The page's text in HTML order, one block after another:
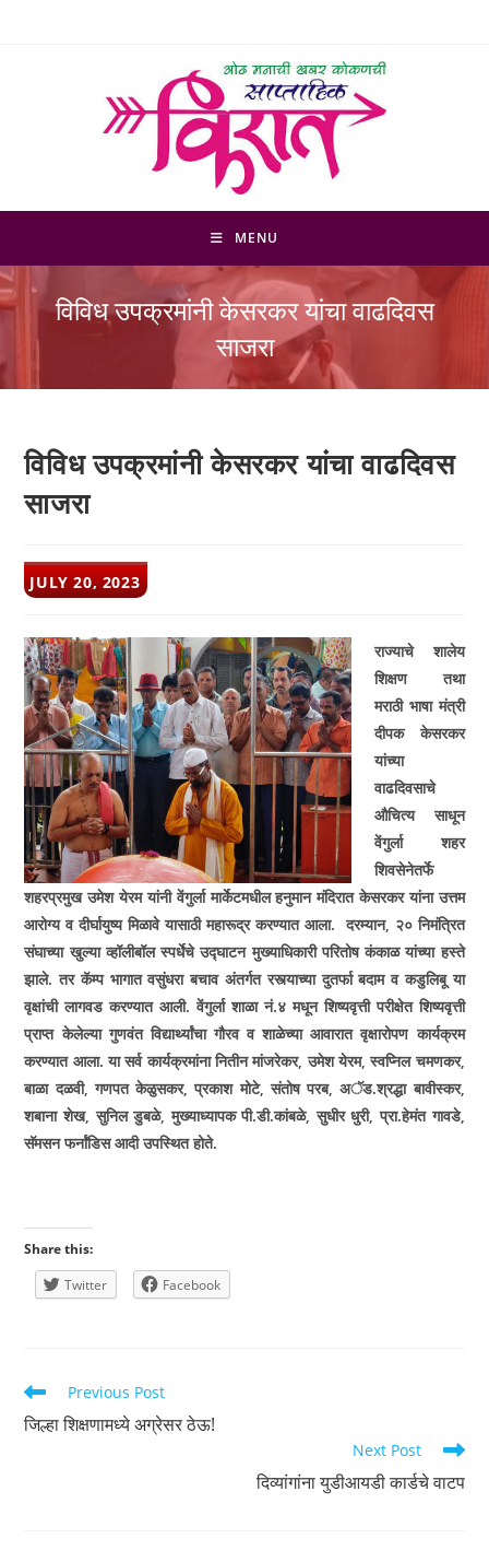
MENU
विविध उपक्रमांनी केसरकर यांचा वाढदिवस
साजरा
विविध उपक्रमांनी केसरकर यांचा वाढदिवस
साजरा
POST
PUBLISHED:
JULY 20, 2023
राज्याचे शालेय
शिक्षण तथा
मराठी भाषा मंत्री
दीपक केसरकर
यांच्या
वाढदिवसाचे
औचित्य साधून
वेंगुर्ला शहर
शिवसेनेतर्फे
शहरप्रमुख उमेश येरम यांनी वेंगुर्ला मार्केटमधील हनुमान मंदिरात केसरकर यांना उत्तम
आरोग्य व दीर्घायुष्य मिळावे यासाठी महारूद्र करण्यात आला. दरम्यान, २० निमंत्रित
संघाच्या खुल्या व्हॉलीबॉल स्पर्धेचे उद्घाटन मुख्याधिकारी परितोष कंकाळ यांच्या हस्ते
झाले. तर कॅम्प भागात वसुंधरा बचाव अंतर्गत रस्त्याच्या दुतर्फा बदाम व कडुलिबू या
वृक्षांची लागवड करण्यात आली. वेंगुर्ला शाळा नं.४ मधून शिष्यवृत्ती परीक्षेत शिष्यवृत्ती
प्राप्त केलेल्या गुणवंत विद्यार्थ्यांचा गौरव व शाळेच्या आवारात वृक्षारोपण कार्यक्रम
करण्यात आला. या सर्व कार्यक्रमांना नितीन मांजरेकर,उमेश येरम,स्वप्निल चमणकर,
बाळा दळवी,गणपत केळुसकर,प्रकाश मोटे,संतोष परब,अॅड.श्रद्धा बावीस्कर,
शबाना शेख,सुनिल डुबळे,मुख्याध्यापक पी.डी.कांबळे,सुधीर धुरी,प्रा.हेमंत गावडे,
सॅमसन फर्नांडिस आदी उपस्थित होते.
Share this:
Twitter
Facebook
Read
more
articles
Previous Post
जिल्हा शिक्षणामध्ये अग्रेसर ठेऊ!
Next Post
दिव्यांगांना युडीआयडी कार्डचे वाटप